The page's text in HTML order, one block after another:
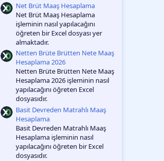
Net Brüt Maaş Hesaplama
Net Brüt Maaş Hesaplama
işleminin nasıl yapılacağını
öğreten bir Excel dosyası yer
almaktadır.
Netten Brüte Brütten Nete Maaş
Hesaplama 2026
Netten Brüte Brütten Nete Maaş
Hesaplama 2026 işleminin nasıl
yapılacağını öğreten Excel
dosyasıdır.
Basit Devreden Matrahlı Maaş
Hesaplama
Basit Devreden Matrahlı Maaş
Hesaplama işleminin nasıl
yapılacağını öğreten bir Excel
dosyasıdır.